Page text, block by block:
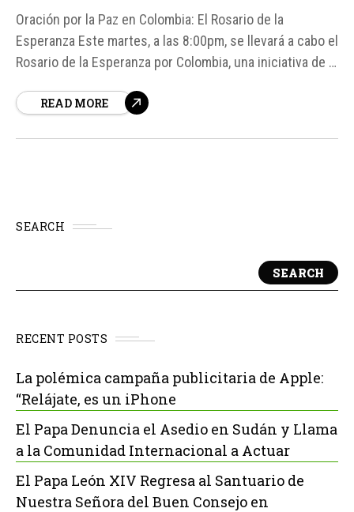
Oración por la Paz en Colombia: El Rosario de la
Esperanza Este martes, a las 8:00pm, se llevará a cabo el
Rosario de la Esperanza por Colombia, una iniciativa de la
Iglesia Necesitada (ACN). Esta oración mariana busca
READ MORE
SEARCH
SEARCH
RECENT POSTS
La polémica campaña publicitaria de Apple:
“Relájate, es un iPhone
El Papa Denuncia el Asedio en Sudán y Llama
a la Comunidad Internacional a Actuar
El Papa León XIV Regresa al Santuario de
Nuestra Señora del Buen Consejo en